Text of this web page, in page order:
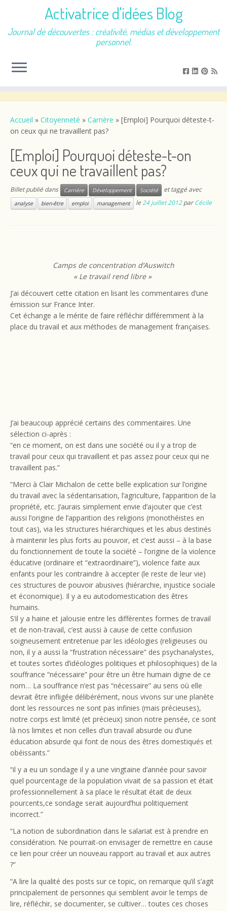
contenu
Activatrice d'idées Blog
Journal de découvertes : créativité, médias et développement
personnel.
Accueil » Citoyenneté » Carrière » [Emploi] Pourquoi déteste-t-
on ceux qui ne travaillent pas?
[Emploi] Pourquoi déteste-t-on
ceux qui ne travaillent pas?
Billet publié dans Carrière Développement Société et taggé avec
analyse bien-être emploi management le24 juillet 2012 parCécile
Camps de concentration d’Auswitch
« Le travail rend libre »
J’ai découvert cette citation en lisant les commentaires d’une
émission sur France Inter.
Cet échange a le mérite de faire réfléchir différemment à la
place du travail et aux méthodes de management françaises.
J’ai beaucoup apprécié certains des commentaires. Une
sélection ci-après :
“en ce moment, on est dans une société ou il y a trop de
travail pour ceux qui travaillent et pas assez pour ceux qui ne
travaillent pas.”
“Merci à Clair Michalon de cette belle explication sur l’origine
du travail avec la sédentarisation, l’agriculture, l’apparition de la
propriété, etc. J’aurais simplement envie d’ajouter que c’est
aussi l’origine de l’apparition des religions (monothéistes en
tout cas), via les structures hiérarchiques et les abus destinés
à maintenir les plus forts au pouvoir, et c’est aussi – à la base
du fonctionnement de toute la société – l’origine de la violence
éducative (ordinaire et “extraordinaire”), violence faite aux
enfants pour les contraindre à accepter (le reste de leur vie)
ces structures de pouvoir abusives (hiérarchie, injustice sociale
et économique). Il y a eu autodomestication des êtres
humains.
S’il y a haine et jalousie entre les différentes formes de travail
et de non-travail, c’est aussi à cause de cette confusion
soigneusement entretenue par les idéologies (religieuses ou
non, il y a aussi la “frustration nécessaire” des psychanalystes,
et toutes sortes d’idéologies politiques et philosophiques) de la
souffrance “nécessaire” pour être un être humain digne de ce
nom… La souffrance n’est pas “nécessaire” au sens où elle
devrait être infligée délibérément, nous vivons sur une planète
dont les ressources ne sont pas infinies (mais précieuses),
notre corps est limité (et précieux) sinon notre pensée, ce sont
là nos limites et non celles d’un travail absurde ou d’une
éducation absurde qui font de nous des êtres domestiqués et
obéissants.”
“il y a eu un sondage il y a une vingtaine d’année pour savoir
quel pourcentage de la population vivait de sa passion et était
professionnellement à sa place le résultat était de deux
pourcents,ce sondage serait aujourd’hui politiquement
incorrect.”
“La notion de subordination dans le salariat est à prendre en
considération. Ne pourrait-on envisager de remettre en cause
ce lien pour créer un nouveau rapport au travail et aux autres
?”
“A lire la qualité des posts sur ce topic, on remarque qu’il s’agit
principalement de personnes qui semblent avoir le temps de
lire, réfléchir, se documenter, se cultiver… toutes ces choses